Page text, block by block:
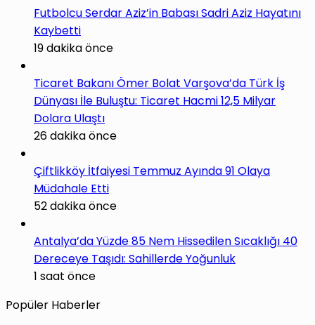
Futbolcu Serdar Aziz’in Babası Sadri Aziz Hayatını
Kaybetti
19 dakika önce
Ticaret Bakanı Ömer Bolat Varşova’da Türk İş
Dünyası İle Buluştu: Ticaret Hacmi 12,5 Milyar
Dolara Ulaştı
26 dakika önce
Çiftlikköy İtfaiyesi Temmuz Ayında 91 Olaya
Müdahale Etti
52 dakika önce
Antalya’da Yüzde 85 Nem Hissedilen Sıcaklığı 40
Dereceye Taşıdı: Sahillerde Yoğunluk
1 saat önce
Popüler Haberler